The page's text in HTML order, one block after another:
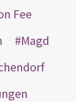
Fee
Magd